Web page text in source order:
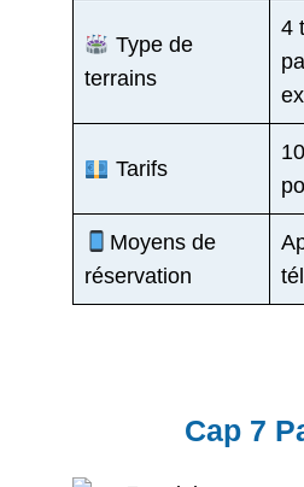
Type de
terrains
4
Tarifs
Moyens de
réservation
Cap 7